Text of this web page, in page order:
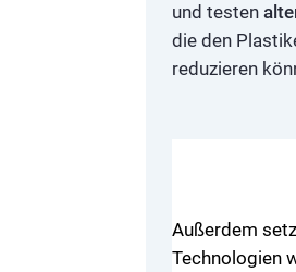
und testen
die den
reduzieren
Außerdem
Technologien